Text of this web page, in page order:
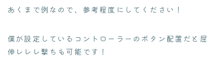
あくまで例なので、参考程度にしてください！
僕が設定しているコントローラーのボタン配置だと屈
伸レレレ撃ちも可能です！